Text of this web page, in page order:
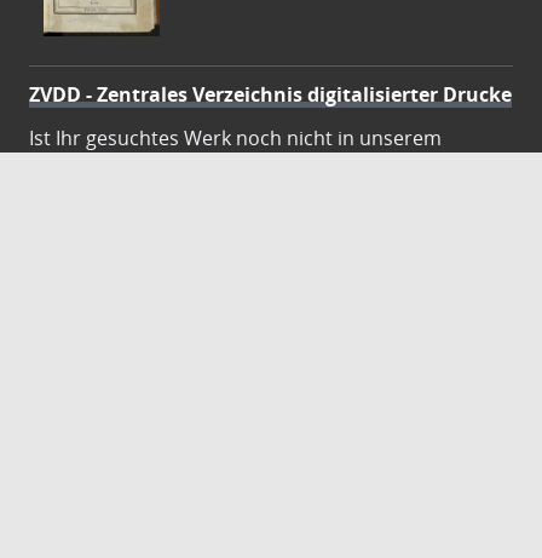
ZVDD - Zentrales Verzeichnis digitalisierter Drucke
Ist Ihr gesuchtes Werk noch nicht in unserem